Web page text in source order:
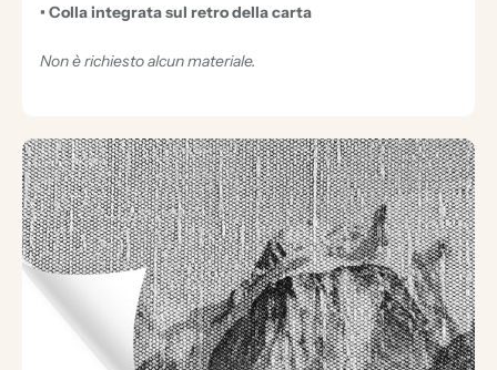
• Colla integrata sul retro della carta
Non è richiesto alcun materiale.